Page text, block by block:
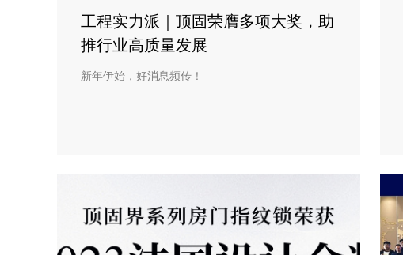
工程实力派｜顶固荣膺多项大奖，助
推行业高质量发展
新年伊始，好消息频传！